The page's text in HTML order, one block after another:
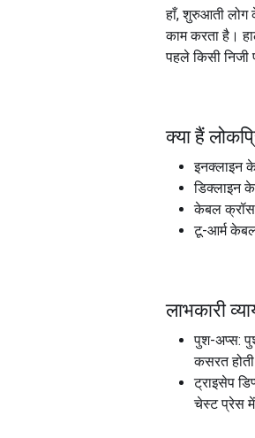
हाँ, शुरुआती लोग
काम करता है।
पहले किसी निजी
क्या हैं
इनक्लाइन
डिक्लाइन
केबल
टू-आर्म
लाभकारी
पुश-अप्स:
कसरत
ट्राइसेप
चेस्ट प्रेस में